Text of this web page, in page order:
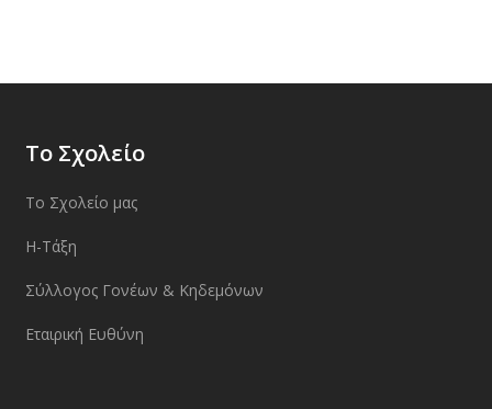
Το Σχολείο
Το Σχολείο μας
Η-Τάξη
Σύλλογος Γονέων & Κηδεμόνων
Εταιρική Ευθύνη